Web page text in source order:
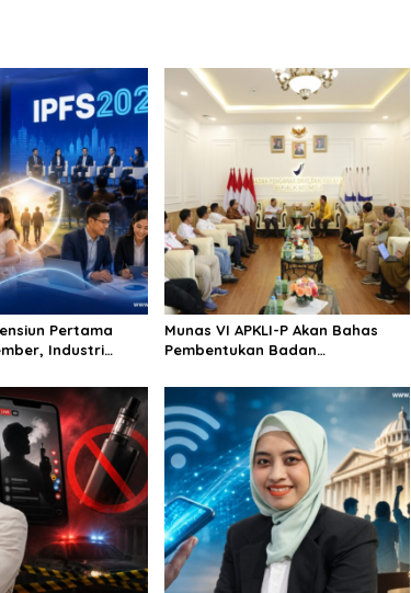
Pertama
Industri
Munas VI APKLI-P Akan Bahas
Pembentukan Badan
Penting Hadapi Bonus Demografi